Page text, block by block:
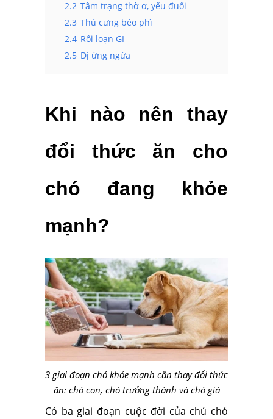
2.2 Tâm trạng thờ ơ, yếu đuối
2.3 Thú cưng béo phì
2.4 Rối loạn GI
2.5 Dị ứng ngứa
Khi nào nên thay
đổi thức ăn cho
chó đang khỏe
mạnh?
3 giai đoạn chó khỏe mạnh cần thay đổi thức
ăn: chó con, chó trưởng thành và chó già
Có ba giai đoạn cuộc đời của chú chó